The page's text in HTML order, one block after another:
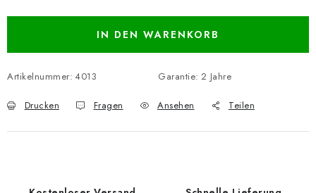
IN DEN WARENKORB
Artikelnummer: 4013 Garantie: 2 Jahre
Drucken Fragen Ansehen Teilen